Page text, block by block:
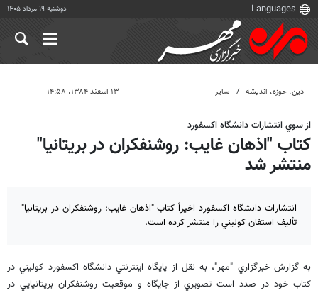
دوشنبه ۱۹ مرداد ۱۴۰۵
دين، حوزه، انديشه سایر ۱۳ اسفند ۱۳۸۴، ۱۴:۵۸
از سوي انتشارات دانشگاه اكسفورد
كتاب "اذهان غايب: روشنفكران در بريتانيا"
منتشر شد
انتشارات دانشگاه اكسفورد اخيراً كتاب "اذهان غايب: روشنفكران در بريتانيا"
تأليف استفان كوليني را منتشر كرده است.
به گزارش خبرگزاري "مهر"، به نقل از پايگاه اينترنتي دانشگاه اكسفورد كوليني در
كتاب خود در صدد است تصويري از جايگاه و موقعيت روشنفكران بريتانيايي در